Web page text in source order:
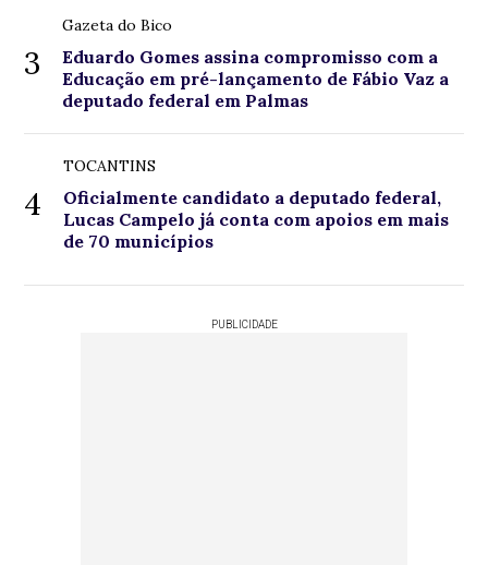
3
Gazeta do Bico
Eduardo Gomes assina compromisso com a
Educação em pré-lançamento de Fábio Vaz a
deputado federal em Palmas
4
TOCANTINS
Oficialmente candidato a deputado federal,
Lucas Campelo já conta com apoios em mais
de 70 municípios
PUBLICIDADE